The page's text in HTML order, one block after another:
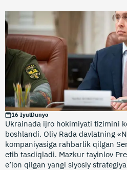
16 IyulDunyo
Ukrainada ijro hokimiyati tizimini
boshlandi. Oliy Rada davlatning
kompaniyasiga rahbarlik qilgan
etib tasdiqladi. Mazkur tayinlov
e’lon qilgan yangi siyosiy